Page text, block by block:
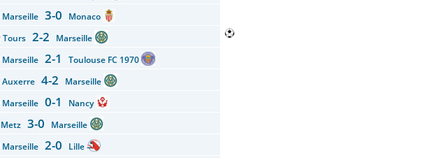
Marseille 3-0 Monaco
Tours 2-2 Marseille
Marseille 2-1
Toulouse FC 1970
Auxerre 4-2 Marseille
Marseille 0-1
Nancy
Metz 3-0 Marseille
Marseille 2-0 Lille